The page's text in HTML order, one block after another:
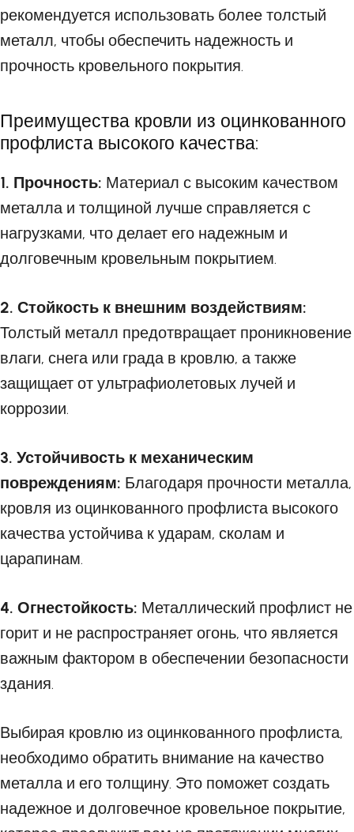
рекомендуется использовать более толстый
металл, чтобы обеспечить надежность и
прочность кровельного покрытия.
Преимущества кровли из оцинкованного
профлиста высокого качества:
1. Прочность: Материал с высоким качеством
металла и толщиной лучше справляется с
нагрузками, что делает его надежным и
долговечным кровельным покрытием.
2. Стойкость к внешним воздействиям:
Толстый металл предотвращает проникновение
влаги, снега или града в кровлю, а также
защищает от ультрафиолетовых лучей и
коррозии.
3. Устойчивость к механическим
повреждениям: Благодаря прочности металла,
кровля из оцинкованного профлиста высокого
качества устойчива к ударам, сколам и
царапинам.
4. Огнестойкость: Металлический профлист не
горит и не распространяет огонь, что является
важным фактором в обеспечении безопасности
здания.
Выбирая кровлю из оцинкованного профлиста,
необходимо обратить внимание на качество
металла и его толщину. Это поможет создать
надежное и долговечное кровельное покрытие,